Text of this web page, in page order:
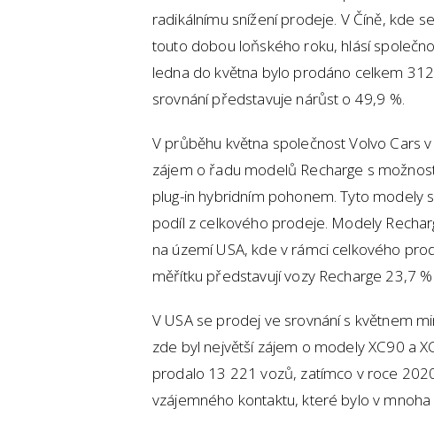
radikálnímu snížení prodeje. V Číně, kde
touto dobou loňského roku, hlásí
ledna do května bylo prodáno celkem
srovnání představuje nárůst o 49,9 %.
V průběhu května společnost Volvo Cars
zájem o řadu modelů Recharge s
plug-in hybridním pohonem. Tyto modely
podíl z celkového prodeje. Modely
na území USA, kde v rámci celkového
měřítku představují vozy Recharge 23,7
V USA se prodej ve srovnání s květnem
zde byl největší zájem o modely XC90 a
prodalo 13 221 vozů, zatímco v roce
vzájemného kontaktu, které bylo v